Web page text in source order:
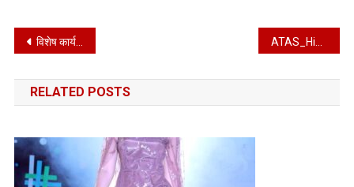
Post
navigation
विशेष कार्यक्रम : पर्यावरण संरक्षण और हरियाली को समर्पित विशेष अभियान ATAS_Hindi_1_15_September_2025
RELATED POSTS